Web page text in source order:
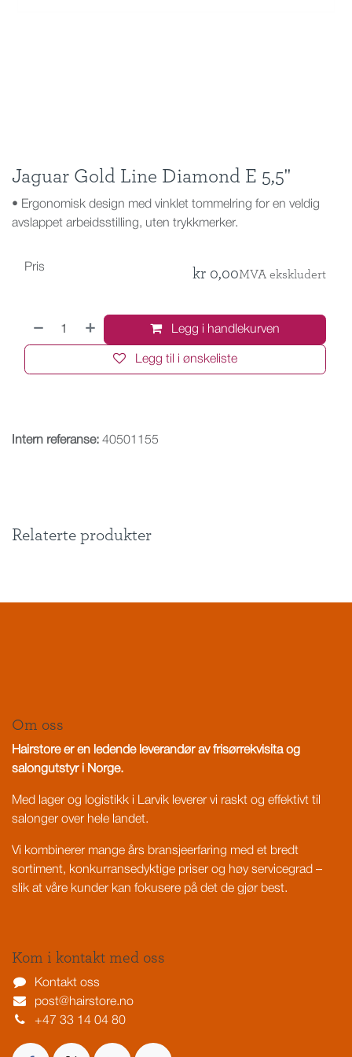
Jaguar Gold Line Diamond E 5,5''
• Ergonomisk design med vinklet tommelring for en veldig
avslappet arbeidsstilling, uten trykkmerker.
Legg i handlekurven
Legg til i ønskeliste
Pris kr 0,00MVA ekskludert
Intern referanse: 40501155
Relaterte produkter
Om oss
Hairstore er en ledende leverandør av frisørrekvisita og
salongutstyr i Norge.
Med lager og logistikk i Larvik leverer vi raskt og effektivt til
salonger over hele landet.
Vi kombinerer mange års bransjeerfaring med et bredt
sortiment, konkurransedyktige priser og høy servicegrad –
slik at våre kunder kan fokusere på det de gjør best.
Kom i kontakt med oss
Kontakt oss
post@hairstore.no
+47 33 14 04 80